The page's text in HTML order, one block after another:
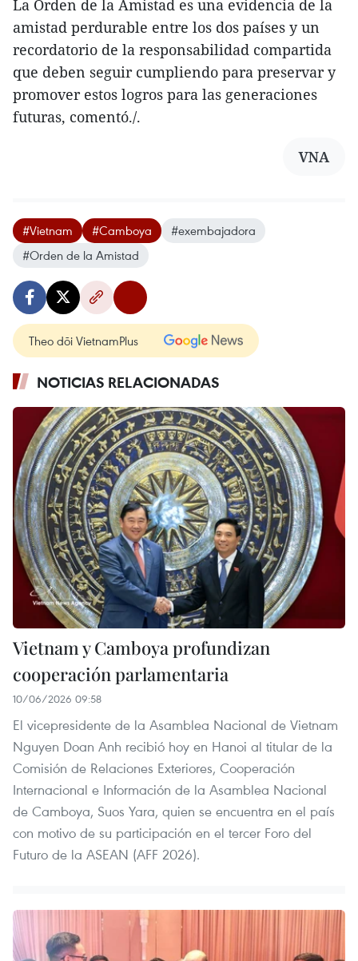
La Orden de la Amistad es una evidencia de la
amistad perdurable entre los dos países y un
recordatorio de la responsabilidad compartida
que deben seguir cumpliendo para preservar y
promover estos logros para las generaciones
futuras, comentó./.
VNA
#Vietnam #Camboya
#exembajadora
#Orden de la Amistad
Theo dõi VietnamPlus
NOTICIAS RELACIONADAS
Vietnam y Camboya profundizan
cooperación parlamentaria
10/06/2026 09:58
El vicepresidente de la Asamblea Nacional de Vietnam
Nguyen Doan Anh recibió hoy en Hanoi al titular de la
Comisión de Relaciones Exteriores, Cooperación
Internacional e Información de la Asamblea Nacional
de Camboya, Suos Yara, quien se encuentra en el país
con motivo de su participación en el tercer Foro del
Futuro de la ASEAN (AFF 2026).